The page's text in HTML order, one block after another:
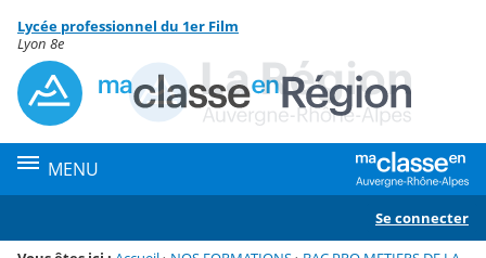
Menu de la rubrique
Contenu
Lycée professionnel du 1er Film
Lyon 8e
MENU
Se connecter